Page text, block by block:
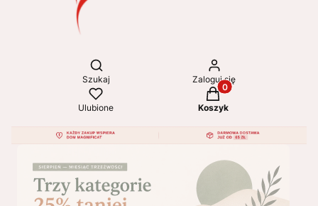
Otwórz wyszukiwarkę
Szukaj Zaloguj się
Ulubione
Produkty w koszyku:
Koszyk